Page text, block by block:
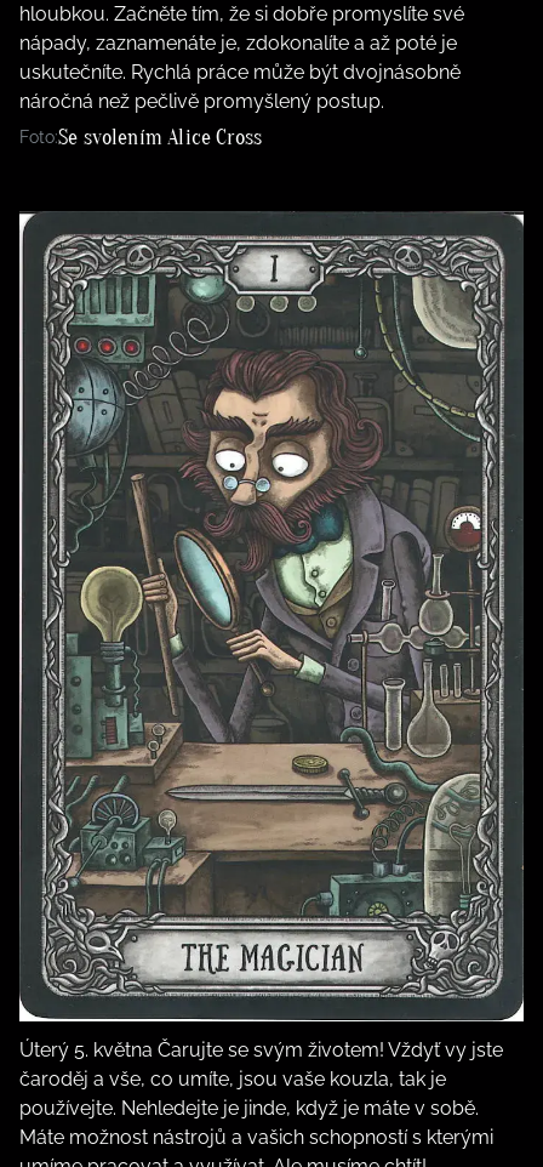
hloubkou. Začněte tím, že si dobře promyslíte své
nápady, zaznamenáte je, zdokonalíte a až poté je
uskutečníte. Rychlá práce může být dvojnásobně
náročná než pečlivě promyšlený postup.
Foto:Se svolením Alice Cross
Úterý 5. května Čarujte se svým životem! Vždyť vy jste
čaroděj a vše, co umíte, jsou vaše kouzla, tak je
používejte. Nehledejte je jinde, když je máte v sobě.
Máte možnost nástrojů a vašich schopností s kterými